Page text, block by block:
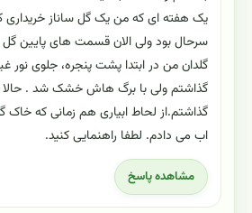
یک هفته ای که من یک گل ساناز خریداری
سرحال بود ولی الان قسمت های پایین
گلدان من در ابتدا پشت پنجره، جلوی نور
گذاشتم ولی با برگ هاش خشک شد . حالا
گذاشتم.از لحاط ابیاری هم زمانی که
اب می دادم. لطفا راهنمایی کنید.
مشاهده پاسخ